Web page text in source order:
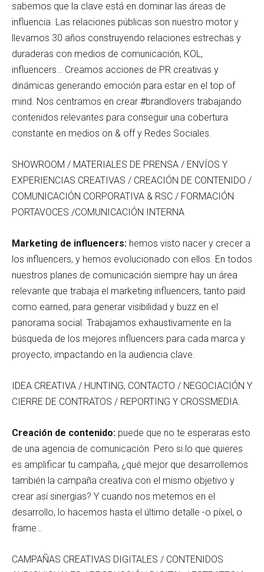
sabemos que la clave está en dominar las áreas de
influencia. Las relaciones públicas son nuestro motor y
llevamos 30 años construyendo relaciones estrechas y
duraderas con medios de comunicación, KOL,
influencers… Creamos acciones de PR creativas y
dinámicas generando emoción para estar en el top of
mind. Nos centramos en crear #brandlovers trabajando
contenidos relevantes para conseguir una cobertura
constante en medios on & off y Redes Sociales.
SHOWROOM / MATERIALES DE PRENSA / ENVÍOS Y
EXPERIENCIAS CREATIVAS / CREACIÓN DE CONTENIDO /
COMUNICACIÓN CORPORATIVA & RSC / FORMACIÓN
PORTAVOCES /COMUNICACIÓN INTERNA
Marketing de influencers: hemos visto nacer y crecer a
los influencers, y hemos evolucionado con ellos. En todos
nuestros planes de comunicación siempre hay un área
relevante que trabaja el marketing influencers, tanto paid
como earned, para generar visibilidad y buzz en el
panorama social. Trabajamos exhaustivamente en la
búsqueda de los mejores influencers para cada marca y
proyecto, impactando en la audiencia clave.
IDEA CREATIVA / HUNTING, CONTACTO / NEGOCIACIÓN Y
CIERRE DE CONTRATOS / REPORTING Y CROSSMEDIA.
Creación de contenido: puede que no te esperaras esto
de una agencia de comunicación. Pero si lo que quieres
es amplificar tu campaña, ¿qué mejor que desarrollemos
también la campaña creativa con el mismo objetivo y
crear así sinergias? Y cuando nos metemos en el
desarrollo, lo hacemos hasta el último detalle -o píxel, o
frame…
CAMPAÑAS CREATIVAS DIGITALES / CONTENIDOS